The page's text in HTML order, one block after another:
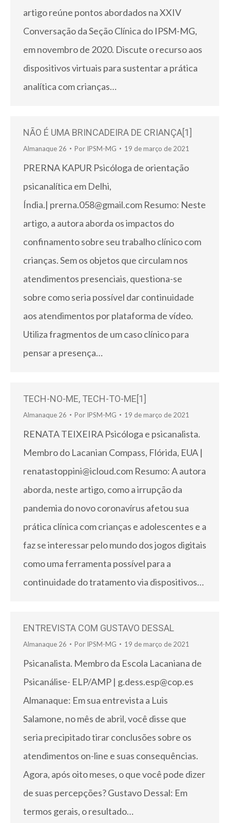
artigo reúne pontos abordados na XXIV
Conversação da Seção Clínica do IPSM-MG,
em novembro de 2020. Discute o recurso aos
dispositivos virtuais para sustentar a prática
analítica com crianças…
NÃO É UMA BRINCADEIRA DE CRIANÇA[1]
Almanaque 26 Por IPSM-MG 19 de março de 2021
PRERNA KAPUR Psicóloga de orientação
psicanalítica em Delhi,
Índia.| prerna.058@gmail.com Resumo: Neste
artigo, a autora aborda os impactos do
confinamento sobre seu trabalho clínico com
crianças. Sem os objetos que circulam nos
atendimentos presenciais, questiona-se
sobre como seria possível dar continuidade
aos atendimentos por plataforma de vídeo.
Utiliza fragmentos de um caso clínico para
pensar a presença…
TECH-NO-ME, TECH-TO-ME[1]
Almanaque 26 Por IPSM-MG 19 de março de 2021
RENATA TEIXEIRA Psicóloga e psicanalista.
Membro do Lacanian Compass, Flórida, EUA |
renatastoppini@icloud.com Resumo: A autora
aborda, neste artigo, como a irrupção da
pandemia do novo coronavírus afetou sua
prática clínica com crianças e adolescentes e a
faz se interessar pelo mundo dos jogos digitais
como uma ferramenta possível para a
continuidade do tratamento via dispositivos…
ENTREVISTA COM GUSTAVO DESSAL
Almanaque 26 Por IPSM-MG 19 de março de 2021
Psicanalista. Membro da Escola Lacaniana de
Psicanálise- ELP/AMP | g.dess.esp@cop.es
Almanaque: Em sua entrevista a Luis
Salamone, no mês de abril, você disse que
seria precipitado tirar conclusões sobre os
atendimentos on-line e suas consequências.
Agora, após oito meses, o que você pode dizer
de suas percepções? Gustavo Dessal: Em
termos gerais, o resultado…